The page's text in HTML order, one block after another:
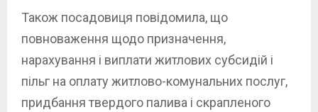
Також посадовиця повідомила, що
повноваження щодо призначення,
нарахування і виплати житлових субсидій і
пільг на оплату житлово-комунальних послуг,
придбання твердого палива і скрапленого